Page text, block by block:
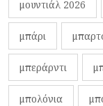
μουντιάλ 2026
μπάρι
μπεράρντι
μπολόνια